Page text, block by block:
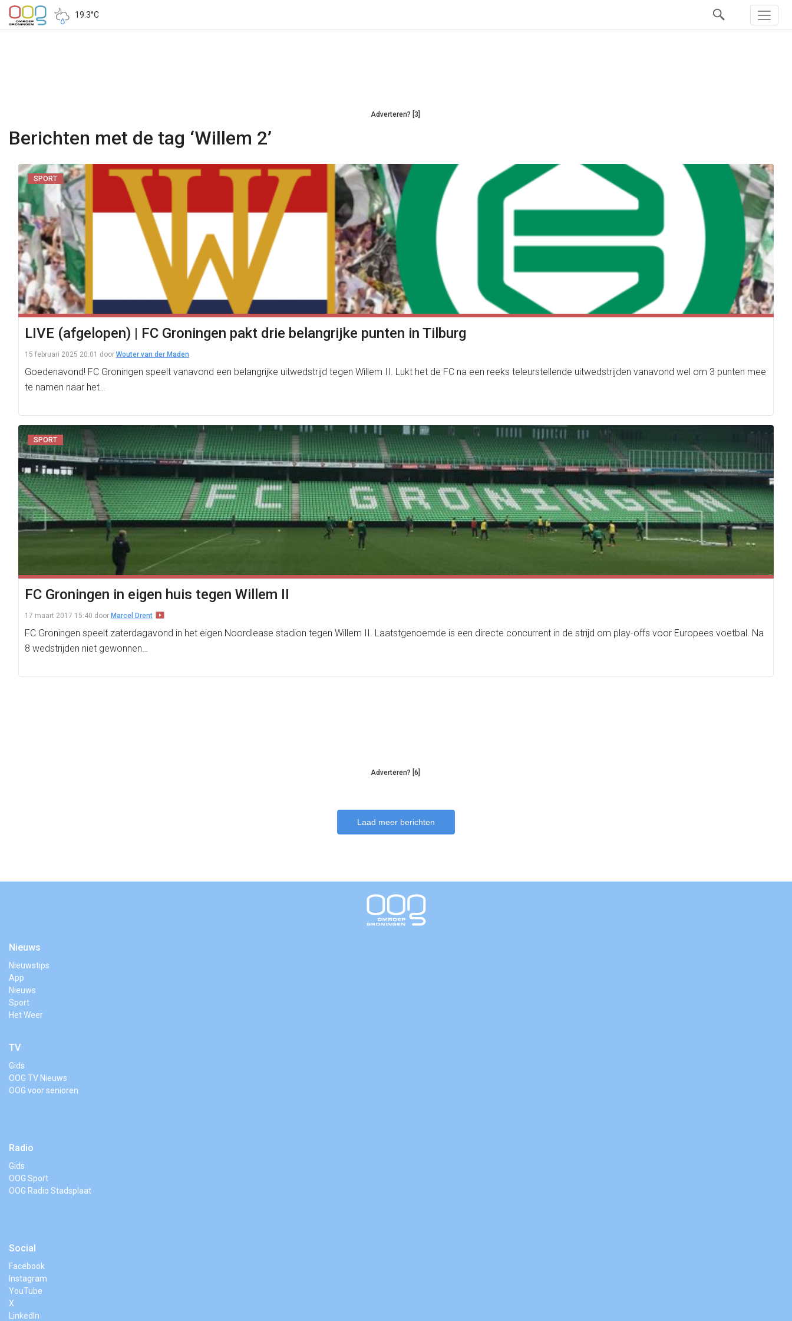
19.3°C
Adverteren? [3]
Berichten met de tag ‘Willem 2’
SPORT
LIVE (afgelopen) | FC Groningen pakt drie belangrijke punten in Tilburg
15 februari 2025 20:01 door Wouter van der Maden
Goedenavond! FC Groningen speelt vanavond een belangrijke uitwedstrijd tegen Willem II. Lukt het de FC na een reeks teleurstellende uitwedstrijden vanavond wel om 3 punten mee
te namen naar het…
SPORT
FC Groningen in eigen huis tegen Willem II
17 maart 2017 15:40 door Marcel Drent
FC Groningen speelt zaterdagavond in het eigen Noordlease stadion tegen Willem II. Laatstgenoemde is een directe concurrent in de strijd om play-offs voor Europees voetbal. Na
8 wedstrijden niet gewonnen…
Adverteren? [6]
Laad meer berichten
Nieuws
Nieuwstips
App
Nieuws
Sport
Het Weer
TV
Gids
OOG TV Nieuws
OOG voor senioren
Radio
Gids
OOG Sport
OOG Radio Stadsplaat
Social
Facebook
Instagram
YouTube
X
LinkedIn